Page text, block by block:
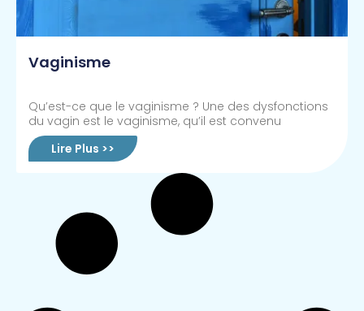
Vaginisme
Qu’est-ce que le vaginisme ? Une des dysfonctions
du vagin est le vaginisme, qu’il est convenu
Lire Plus >>